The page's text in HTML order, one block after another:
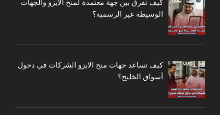
كيف تفرق بين جهة معتمدة لمنح الايزو والجهات
الوسيطة غير الرسمية؟
كيف تساعد جهات منح الايزو الشركات في دخول
أسواق الخليج؟